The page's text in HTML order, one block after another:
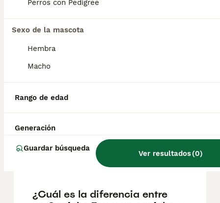
Perros con Pedigree
Sexo de la mascota
Hembra
Macho
Rango de edad
Generación
Guardar búsqueda
Ver resultados(0)
¿Cómo es el carácter de los
¿Cuál es la esperanza de
¿Qué color de caniche toy es
el más caro?
¿Cuál es la diferencia entre